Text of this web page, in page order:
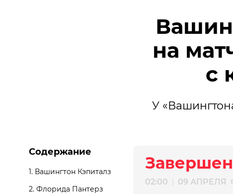
на
с
У
Содержание
1. Вашингтон Кэпиталз
2. Флорида Пантерз
Завершен
02:00 09 АПРЕЛЯ